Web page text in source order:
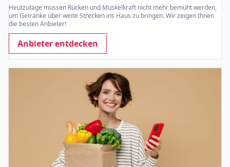
Heutzutage müssen Rücken und Muskelkraft nicht mehr bemüht werden,
um Getränke über weite Strecken ins Haus zu bringen. Wir zeigen Ihnen
die besten Anbieter!
Anbieter entdecken